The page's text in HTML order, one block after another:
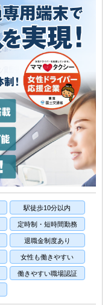
駅徒歩10分以内
定時制・短時間勤務
退職金制度あり
女性も働きやすい
働きやすい職場認証